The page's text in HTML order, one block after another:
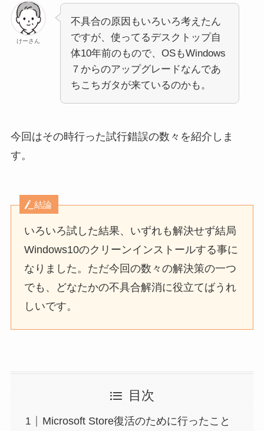
けーさん
不具合の原因もいろいろ考えたん
ですが、使ってるデスクトップ自
体10年前のもので、OSもWindows
７からのアップグレードなんであ
ちこちガタが来ているのかも。
今回はその時行った試行錯誤の数々を紹介しま
す。
結論
いろいろ試した結果、いずれも解決せず結局
Windows10のクリーンインストールする事に
なりました。ただ今回の数々の解決策の一つ
でも、どなたかの不具合解消に役立てばうれ
しいです。
目次
Microsoft Store復活のために行ったこと